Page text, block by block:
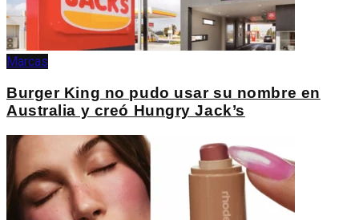
Marcas
Burger King no pudo usar su nombre en
Australia y creó Hungry Jack’s